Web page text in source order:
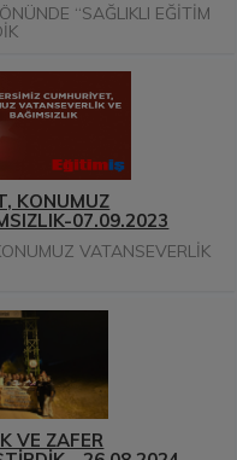
“SAĞLIKLI EĞİTİM
KONUMUZ
07.09.2023
VATANSEVERLİK
VE ZAFER